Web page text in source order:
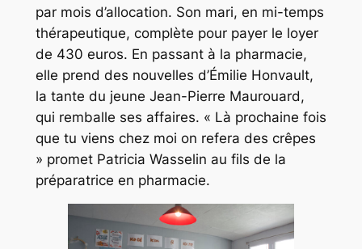
par mois d’allocation. Son mari, en mi-temps
thérapeutique, complète pour payer le loyer
de 430 euros. En passant à la pharmacie,
elle prend des nouvelles d’Émilie Honvault,
la tante du jeune Jean-Pierre Maurouard,
qui remballe ses affaires. « Là prochaine fois
que tu viens chez moi on refera des crêpes
» promet Patricia Wasselin au fils de la
préparatrice en pharmacie.